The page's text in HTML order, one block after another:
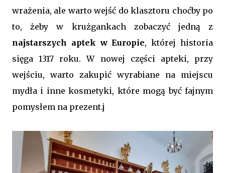
wrażenia, ale warto wejść do klasztoru choćby po
to, żeby w krużgankach zobaczyć jedną z
najstarszych aptek w Europie, której historia
sięga 1317 roku. W nowej części apteki, przy
wejściu, warto zakupić wyrabiane na miejscu
mydła i inne kosmetyki, które mogą być fajnym
pomysłem na prezent.j